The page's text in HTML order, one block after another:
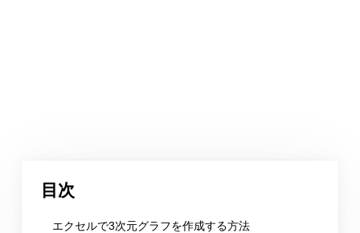
目次
エクセルで3次元グラフを作成する方法